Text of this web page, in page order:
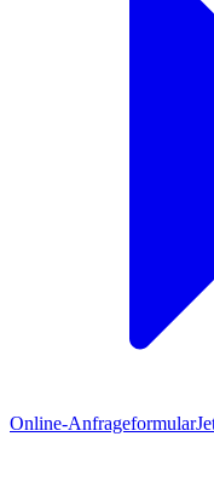
Online-Anfrageformular